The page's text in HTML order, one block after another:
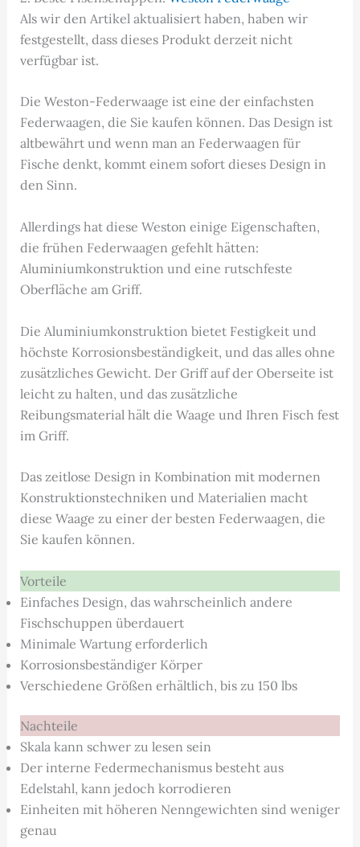
Als wir den Artikel aktualisiert haben, haben wir
festgestellt, dass dieses Produkt derzeit nicht
verfügbar ist.
Die Weston-Federwaage ist eine der einfachsten
Federwaagen, die Sie kaufen können. Das Design ist
altbewährt und wenn man an Federwaagen für
Fische denkt, kommt einem sofort dieses Design in
den Sinn.
Allerdings hat diese Weston einige Eigenschaften,
die frühen Federwaagen gefehlt hätten:
Aluminiumkonstruktion und eine rutschfeste
Oberfläche am Griff.
Die Aluminiumkonstruktion bietet Festigkeit und
höchste Korrosionsbeständigkeit, und das alles ohne
zusätzliches Gewicht. Der Griff auf der Oberseite ist
leicht zu halten, und das zusätzliche
Reibungsmaterial hält die Waage und Ihren Fisch fest
im Griff.
Das zeitlose Design in Kombination mit modernen
Konstruktionstechniken und Materialien macht
diese Waage zu einer der besten Federwaagen, die
Sie kaufen können.
Vorteile
Einfaches Design, das wahrscheinlich andere
Fischschuppen überdauert
Minimale Wartung erforderlich
Korrosionsbeständiger Körper
Verschiedene Größen erhältlich, bis zu 150 lbs
Nachteile
Skala kann schwer zu lesen sein
Der interne Federmechanismus besteht aus
Edelstahl, kann jedoch korrodieren
Einheiten mit höheren Nenngewichten sind weniger
genau